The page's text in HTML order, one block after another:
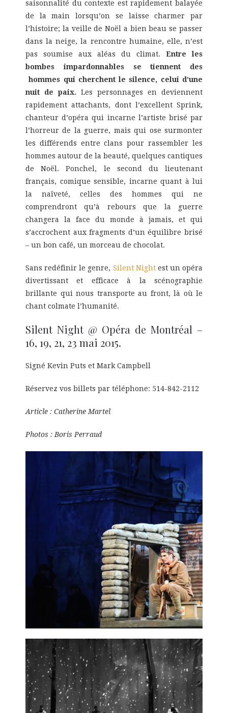
saisonnalité du contexte est rapidement balayée
de la main lorsqu’on se laisse charmer par
l’histoire; la veille de Noël a bien beau se passer
dans la neige, la rencontre humaine, elle, n’est
pas soumise aux aléas du climat. Entre les
bombes impardonnables se tiennent des
hommes qui cherchent le silence, celui d’une
nuit de paix. Les personnages en deviennent
rapidement attachants, dont l’excellent Sprink,
chanteur d’opéra qui incarne l’artiste brisé par
l’horreur de la guerre, mais qui ose surmonter
les différends entre clans pour rassembler les
hommes autour de la beauté, quelques cantiques
de Noël. Ponchel, le second du lieutenant
français, comique sensible, incarne quant à lui
la naïveté, celles des hommes qui ne
comprendront qu’à rebours que la guerre
changera la face du monde à jamais, et qui
s’accrochent aux fragments d’un équilibre brisé
– un bon café, un morceau de chocolat.
Sans redéfinir le genre, Silent Nightest un opéra
divertissant et efficace à la scénographie
brillante qui nous transporte au front, là où le
chant colmate l’humanité.
Silent Night @ Opéra de Montréal –
16, 19, 21, 23 mai 2015.
Signé Kevin Puts et Mark Campbell
Réservez vos billets par téléphone: 514-842-2112
Article : Catherine Martel
Photos : Boris Perraud